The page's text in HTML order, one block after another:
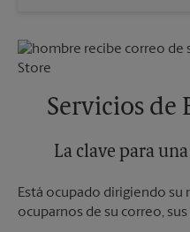
Viernes
6:00 PM
Sábado
Lunes
6:00 PM
Servicios de
La clave para
Está ocupado dirigiendo su
ocuparnos de su correo,